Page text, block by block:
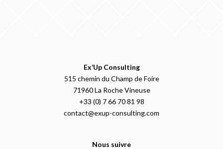
Ex’Up Consulting
515 chemin du Champ de Foire
71960 La Roche Vineuse
+33 (0) 7 66 70 81 98
contact@exup-consulting.com
Nous suivre